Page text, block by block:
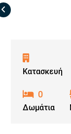
Κατασκευή
0
Δωμάτια